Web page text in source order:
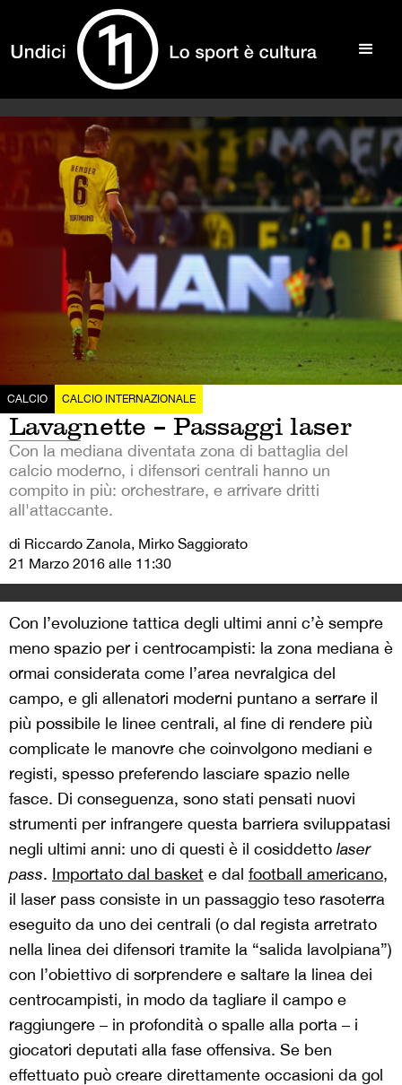
CALCIO CALCIO INTERNAZIONALE
Lavagnette – Passaggi laser
Con la mediana diventata zona di battaglia del
calcio moderno, i difensori centrali hanno un
compito in più: orchestrare, e arrivare dritti
all'attaccante.
di Riccardo Zanola, Mirko Saggiorato
21 Marzo 2016 alle 11:30
Con l’evoluzione tattica degli ultimi anni c’è sempre
meno spazio per i centrocampisti: la zona mediana è
ormai considerata come l’area nevralgica del
campo, e gli allenatori moderni puntano a serrare il
più possibile le linee centrali, al fine di rendere più
complicate le manovre che coinvolgono mediani e
registi, spesso preferendo lasciare spazio nelle
fasce. Di conseguenza, sono stati pensati nuovi
strumenti per infrangere questa barriera sviluppatasi
negli ultimi anni: uno di questi è il cosiddetto laser
pass. Importato dal basket e dal football americano,
il laser pass consiste in un passaggio teso rasoterra
eseguito da uno dei centrali (o dal regista arretrato
nella linea dei difensori tramite la “salida lavolpiana”)
con l’obiettivo di sorprendere e saltare la linea dei
centrocampisti, in modo da tagliare il campo e
raggiungere – in profondità o spalle alla porta – i
giocatori deputati alla fase offensiva. Se ben
effettuato può creare direttamente occasioni da gol